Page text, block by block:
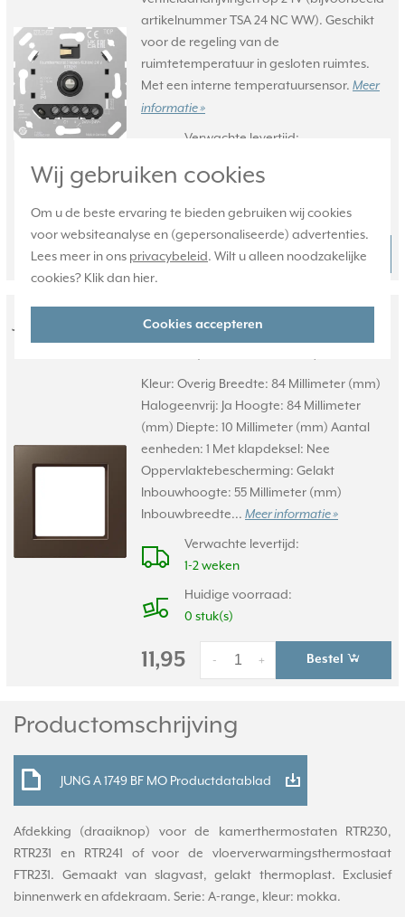
Wij gebruiken cookies
Om u de beste ervaring te bieden gebruiken wij cookies
voor websiteanalyse en (gepersonaliseerde) advertenties.
Lees meer in ons privacybeleid. Wilt u alleen noodzakelijke
cookies? Klik dan hier.
Cookies accepteren
artikelnummer TSA 24 NC WW). Geschikt
voor de regeling van de
ruimtetemperatuur in gesloten ruimtes.
Met een interne temperatuursensor. Meer
informatie »
Verwachte levertijd:
0 stuk(s)
68,95 +
- Bestel
JUNG afdekraam 1-voudig A
Creation mokka (AC 581 MO)
Kleur: Overig Breedte: 84 Millimeter (mm)
Halogeenvrij: Ja Hoogte: 84 Millimeter
(mm) Diepte: 10 Millimeter (mm) Aantal
eenheden: 1 Met klapdeksel: Nee
Oppervlaktebescherming: Gelakt
Inbouwhoogte: 55 Millimeter (mm)
Inbouwbreedte... Meer informatie »
Verwachte levertijd:
1-2 weken
Huidige voorraad:
0 stuk(s)
11,95 +
- Bestel
Productomschrijving
JUNG A 1749 BF MO Productdatablad
Afdekking (draaiknop) voor de kamerthermostaten RTR230,
RTR231 en RTR241 of voor de vloerverwarmingsthermostaat
FTR231. Gemaakt van slagvast, gelakt thermoplast. Exclusief
binnenwerk en afdekraam. Serie: A-range, kleur: mokka.